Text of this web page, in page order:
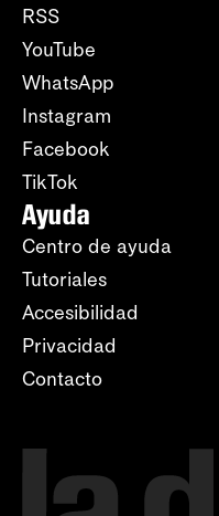
RSS
YouTube
WhatsApp
Instagram
Facebook
TikTok
Ayuda
Centro de ayuda
Tutoriales
Accesibilidad
Privacidad
Contacto